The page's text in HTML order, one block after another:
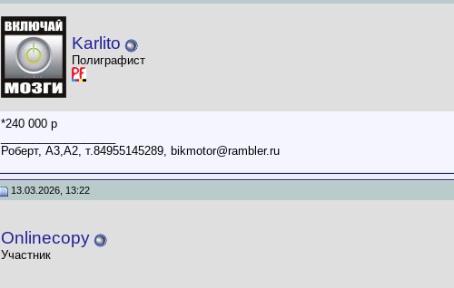
Karlito
Полиграфист
*240 000 р
Роберт, А3,А2, т.84955145289, bikmotor@rambler.ru
13.03.2026, 13:22
Onlinecopy
Участник